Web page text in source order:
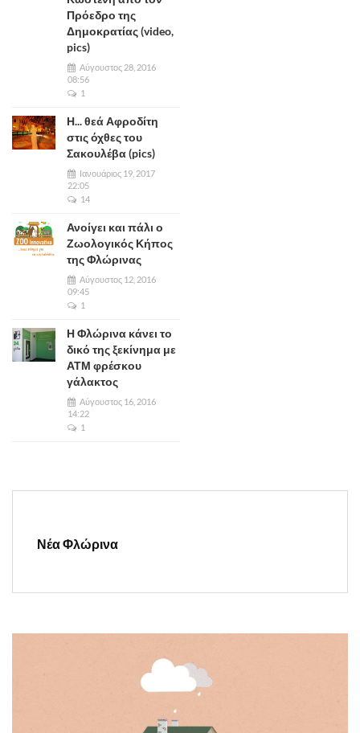
Πρόεδρο της
Δημοκρατίας (video,
pics)
Αύγουστος 28, 2016
08:56
1
Η... θεά Αφροδίτη
στις όχθες του
Σακουλέβα (pics)
Ιανουάριος 19, 2017
22:05
14
Ανοίγει και πάλι ο
Ζωολογικός Κήπος
της Φλώρινας
Αύγουστος 12, 2016
09:45
1
Η Φλώρινα κάνει το
δικό της ξεκίνημα με
ΑΤΜ φρέσκου
γάλακτος
Αύγουστος 16, 2016
14:22
1
Νέα Φλώρινα